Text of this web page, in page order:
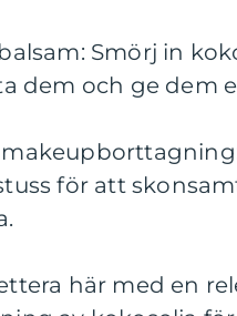
Smörj in
dem och ge dem
för att
här med en